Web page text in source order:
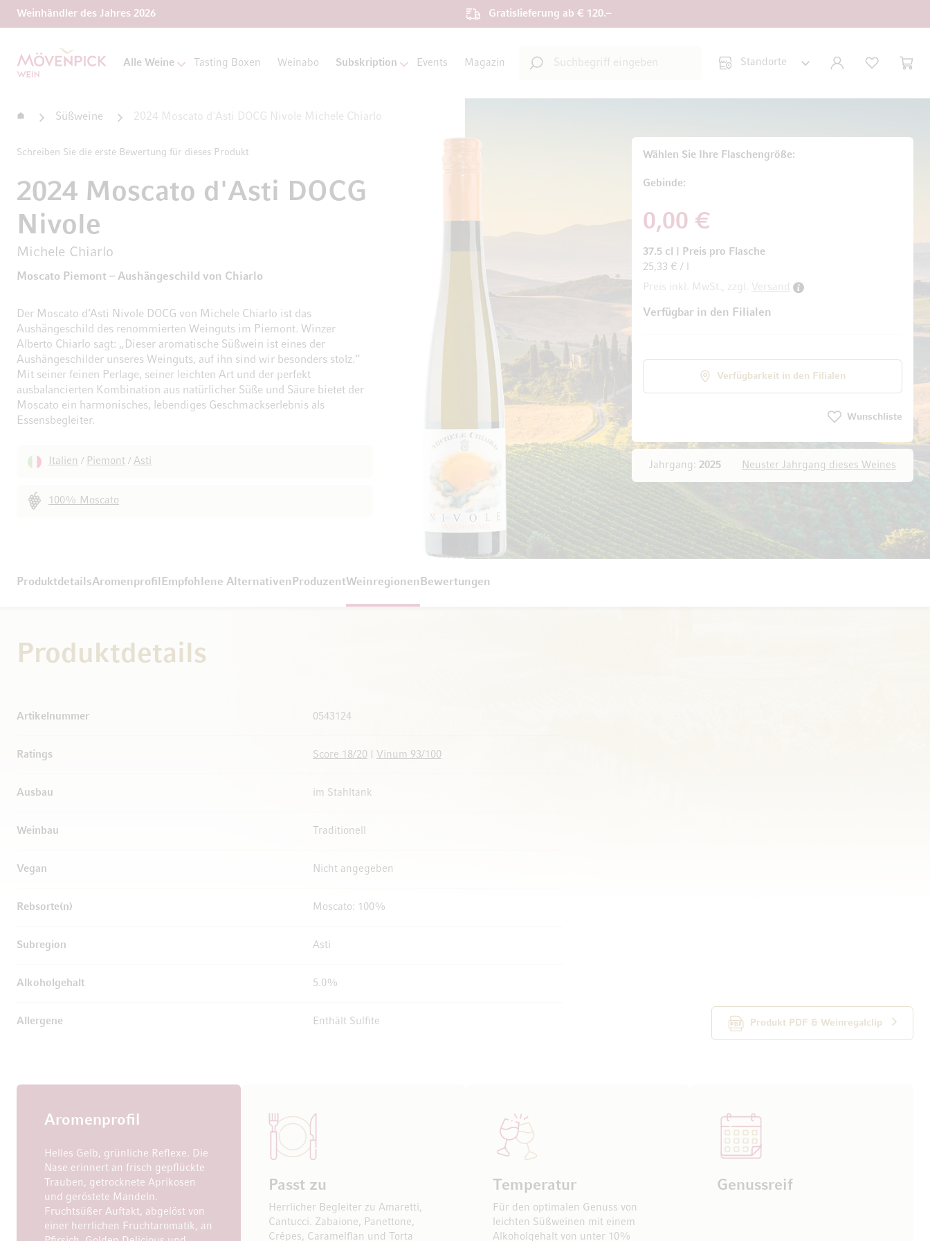
Weinhändler des Jahres 2026 Gratislieferung ab € 120.–
Zur Startseite
Alle Weine Tasting Boxen Weinabo Subskription Events Magazin
Suche KONTO WUNSCHLISTE
StartseiteSüßweine 2024 Moscato d'Asti DOCG Nivole Michele Chiarlo
Schreiben Sie die erste Bewertung für dieses Produkt
2024 Moscato d'Asti DOCG
Nivole
Michele Chiarlo
Moscato Piemont – Aushängeschild von Chiarlo
Der Moscato d’Asti Nivole DOCG von Michele Chiarlo ist das
Aushängeschild des renommierten Weinguts im Piemont. Winzer
Alberto Chiarlo sagt: „Dieser aromatische Süßwein ist eines der
Aushängeschilder unseres Weinguts, auf ihn sind wir besonders stolz.“
Mit seiner feinen Perlage, seiner leichten Art und der perfekt
ausbalancierten Kombination aus natürlicher Süße und Säure bietet der
Moscato ein harmonisches, lebendiges Geschmackserlebnis als
Essensbegleiter.
Italien / Piemont / Asti
100% Moscato
Jahrgang: 2025 Neuster Jahrgang dieses Weines
Wählen Sie Ihre Flaschengröße
Gebinde
0,00 €
37.5 cl
Preis pro Flasche
25,33 € / l
Preis inkl. MwSt., zzgl. Versand
Verfügbar in den Filialen
Verfügbarkeit in den Filialen
Wunschliste
Zum Ende der Bildgalerie springenZum Anfang der Bildgalerie springen
ProduktdetailsAromenprofil Empfohlene Alternativen ProduzentWeinregionen Bewertungen
Produktdetails
Produkt PDF & Weinregalclip
Artikelnummer 0543124
Ratings Score 18/20 Vinum 93/100
Ausbau im Stahltank
Weinbau Traditionell
Vegan Nicht angegeben
Rebsorte(n) Moscato: 100%
Subregion Asti
Alkoholgehalt 5.0%
Allergene Enthält Sulfite
Aromenprofil
Helles Gelb, grünliche Reflexe. Die
Nase erinnert an frisch gepflückte
Trauben, getrocknete Aprikosen
und geröstete Mandeln.
Fruchtsüßer Auftakt, abgelöst von
einer herrlichen Fruchtaromatik, an
Passt zu
Herrlicher Begleiter zu Amaretti,
Cantucci. Zabaione, Panettone,
Crêpes, Caramelflan und Torta
Temperatur
Für den optimalen Genuss von
leichten Süßweinen mit einem
Alkoholgehalt von unter 10%
Genussreif